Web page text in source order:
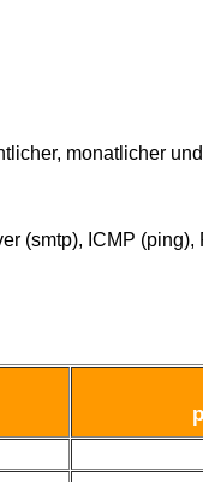
monatlicher
(smtp), ICMP (ping),